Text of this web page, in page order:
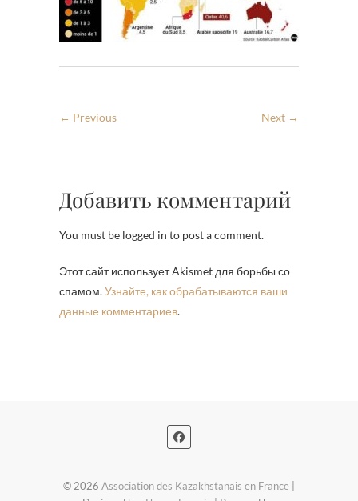
← Previous Next →
Добавить комментарий
You must be logged in to post a comment.
Этот сайт использует Akismet для борьбы со
спамом.Узнайте, как обрабатываются ваши
данные комментариев.
© 2026 Association des Kazakhstanais en France